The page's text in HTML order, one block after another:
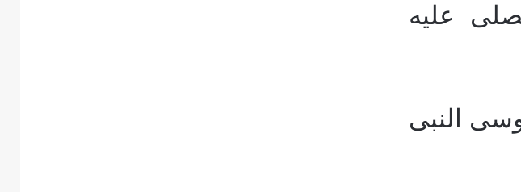
عليه
النبى